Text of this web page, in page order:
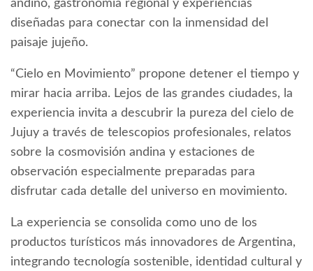
andino, gastronomía regional y experiencias
diseñadas para conectar con la inmensidad del
paisaje jujeño.
“Cielo en Movimiento” propone detener el tiempo y
mirar hacia arriba. Lejos de las grandes ciudades, la
experiencia invita a descubrir la pureza del cielo de
Jujuy a través de telescopios profesionales, relatos
sobre la cosmovisión andina y estaciones de
observación especialmente preparadas para
disfrutar cada detalle del universo en movimiento.
La experiencia se consolida como uno de los
productos turísticos más innovadores de Argentina,
integrando tecnología sostenible, identidad cultural y